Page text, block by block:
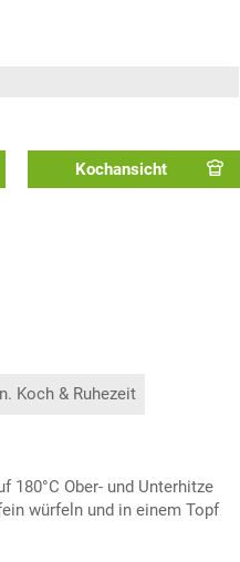
Kochansicht
Koch & Ruhezeit
180°C Ober- und Unterhitze
würfeln und in einem Topf